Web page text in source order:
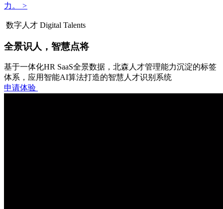
力。
>
数字人才 Digital Talents
全景识人，智慧点将
基于一体化HR SaaS全景数据，北森人才管理能力沉淀的标签
体系，应用智能AI算法打造的智慧人才识别系统
申请体验